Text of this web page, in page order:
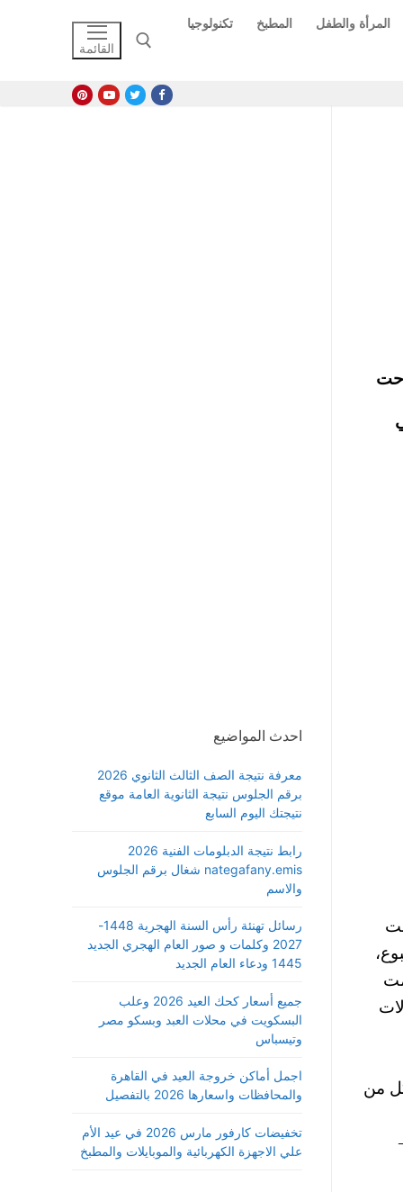
المرأة والطفل المطبخ
تكنولوجيا
القائمة
كيلو بت، وصرحت
ديسمبر هذا اسبوع،
كل من
احدث المواضيع
معرفة نتيجة الصف الثالث الثانوي 2026
برقم الجلوس نتيجة الثانوية العامة موقع
نتيجتك اليوم السابع
رابط نتيجة الدبلومات الفنية 2026
nategafany.emis شغال برقم الجلوس
والاسم
رسائل تهنئة رأس السنة الهجرية 1448-
2027 وكلمات و صور العام الهجري الجديد
1445 ودعاء العام الجديد
جميع أسعار كحك العيد 2026 وعلب
البسكويت في محلات العبد وبسكو مصر
وتيسباس
اجمل أماكن خروجة العيد في القاهرة
والمحافظات واسعارها 2026 بالتفصيل
تخفيضات كارفور مارس 2026 في عيد الأم
علي الاجهزة الكهربائية والموبايلات والمطبخ